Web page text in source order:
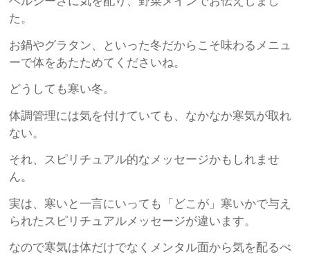
た。
お鍋やグラタン、といった冬だからこそ味わるメニュ
ーで体をあたためてくださいね。
どうしても寒い冬。
体調管理には気を付けていても、なかなか寒気が取れ
ない。
それ、スピリチュアル的なメッセージかもしれませ
ん。
実は、寒いと一言にいっても「どこが」寒いかで与え
られたスピリチュアルメッセージが違います。
なので寒気は体だけでなくメンタル面から気を配るべ